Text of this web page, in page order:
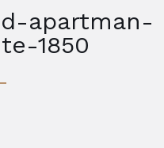
apartman-
1850